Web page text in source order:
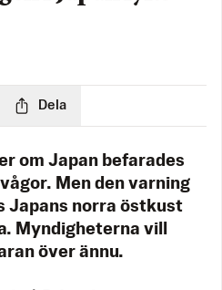
Dela
om Japan befarades
Men den varning
Japans norra östkust
Myndigheterna vill
över ännu.